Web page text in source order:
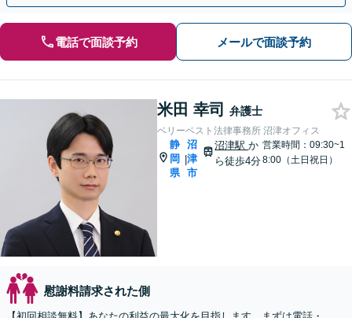
電話で面談予約 メールで面談予約
米田 幸司 弁護士
ベリーベスト法律事務所 沼津オフィス
静
岡
県
|
沼
津
市
沼津駅か
ら徒歩4分
営業時間：09:30~1
8:00（土日祝日）
慰謝料請求された側